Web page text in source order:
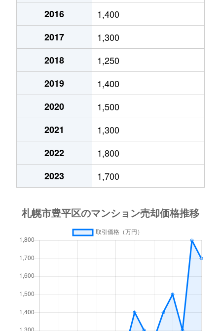
月寒西３条
1,500万円
月寒西３条
1,700万円
月寒西３条
1,800万円
月寒西４条
1,700万円
月寒西４条
880万円
月寒西４条
700万円
月寒西５条
810万円
月寒西５条
1,600万円
月寒東１条
2,300万円 月寒中央
徒歩
2,100万円 月寒中央
月寒東１条
徒歩
月寒東１条
2,100万円 福住
月寒東１条
福住
2016
1,400
2017
1,300
2018
1,250
2019
1,400
2020
1,500
2021
1,300
2022
1,800
2023
1,700